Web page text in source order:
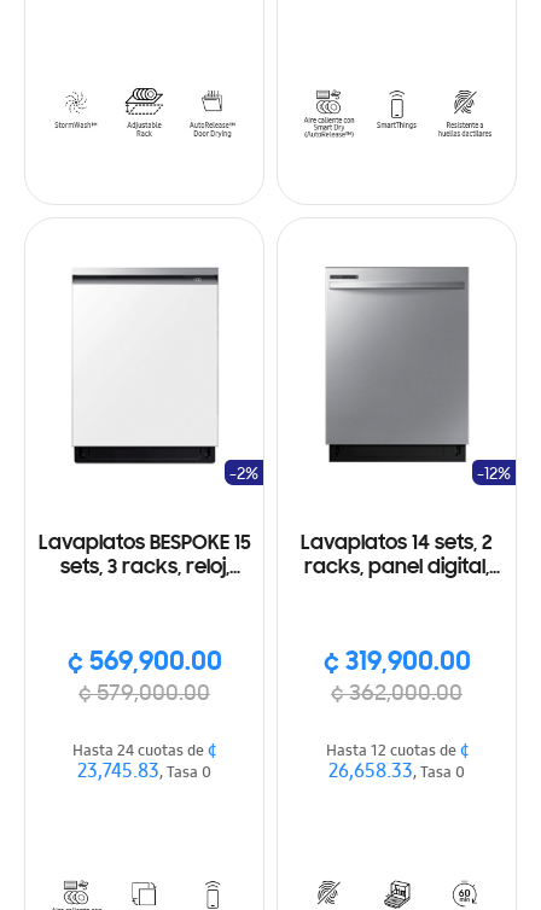
Lavaplatos BESPOKE 15
sets, 3 racks, reloj,
¢ 569,900.00
¢ 579,000.00
-2%
Hasta 24 cuotas de¢
23,745.83, Tasa 0
Lavaplatos 14 sets, 2
racks, panel digital,
¢ 319,900.00
¢ 362,000.00
-12%
Hasta 12 cuotas de¢
26,658.33, Tasa 0